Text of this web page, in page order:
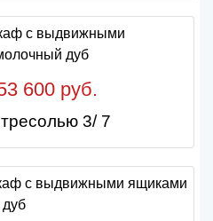
600 руб.
3/ 7